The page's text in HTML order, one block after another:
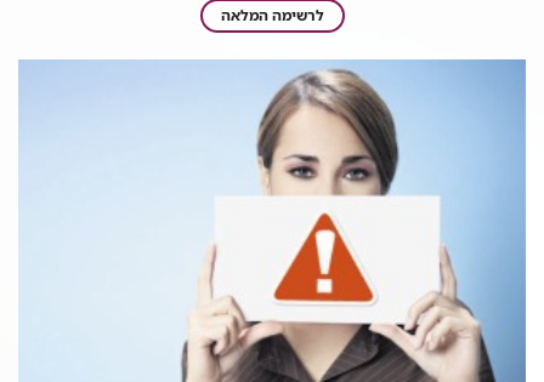
כתבות
בתחום
לרשימה המלאה